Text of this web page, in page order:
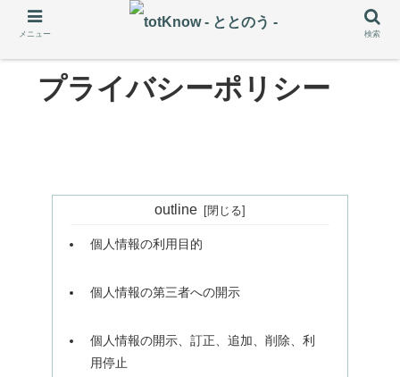
プライバシーポリシー
outline
個人情報の利用目的
個人情報の第三者への開示
個人情報の開示、訂正、追加、削除、利
用停止
メニュー 検索